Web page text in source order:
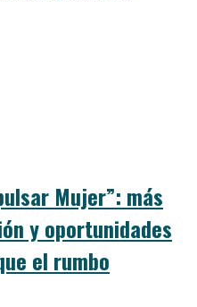
Mujer”: más
y oportunidades
el rumbo